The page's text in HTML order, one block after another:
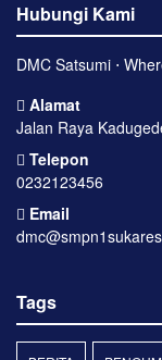
Hubungi Kami
DMC Satsumi ⋅
Alamat
Jalan Raya
Telepon
0232123456
Email
Tags